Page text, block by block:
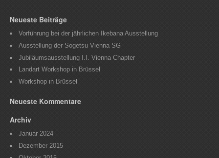
Neueste Beiträge
Vorführung bei der jährlichen Ikebana Ausstellung
Ausstellung der Sogetsu Vienna SG
Jubiläumsausstellung I.I. Vienna Chapter
Landart Workshop in Brüssel
Workshop in Brüssel
Neueste Kommentare
Archiv
Januar 2024
Dezember 2015